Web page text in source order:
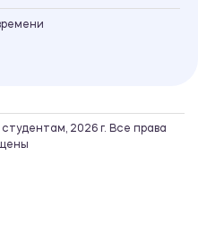
2026 г. Все права